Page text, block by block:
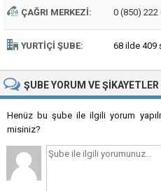
ÇAĞRI MERKEZI: 0 (850) 222
YURTIÇI ŞUBE: 68 ilde 409
ŞUBEYORUM VE ŞIKAYETLER
Henüz bu şube ile ilgili yorum
misiniz?